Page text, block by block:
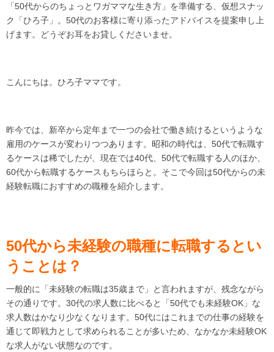
「50代からのちょっとワガママな生き方」を準備する、仮想スナッ
ク「ひろ子」。50代のお客様に寄り添ったアドバイスを提案申し上
げます。どうぞお耳をお貸しくださいませ。
こんにちは。ひろ子ママです。
昨今では、新卒から定年まで一つの会社で働き続けるというような
雇用のケースが変わりつつあります。昭和の時代は、50代で転職す
るケースは稀でしたが、現在では40代、50代で転職する人のほか、
60代から転職するケースもちらほらと。そこで今回は50代からの未
経験転職におすすめの職種を紹介します。
50代から未経験の職種に転職するとい
うことは？
一般的に「未経験の転職は35歳まで」と言われますが、残念ながら
その通りです。30代の求人数に比べると「50代でも未経験OK」な
求人数はかなり少なくなります。50代にはこれまでの仕事の経験を
通じて即戦力として求められることが多いため、なかなか未経験OK
な求人がない状態なのです。